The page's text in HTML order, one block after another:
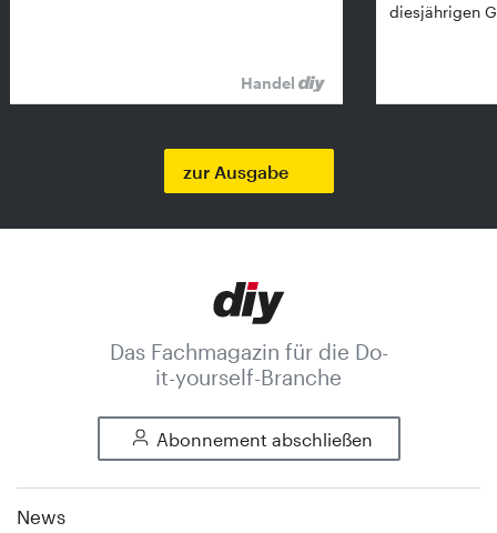
Handel
diesjährigen
zur Ausgabe
Das Fachmagazin für die Do-
it-yourself-Branche
Abonnement abschließen
News